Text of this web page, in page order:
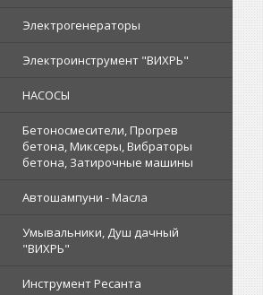
Электрогенераторы
Электроинструмент "ВИХРЬ"
НАСОСЫ
Бетоносмесители, Прогрев
бетона, Миксеры, Вибраторы
бетона, Затирочные машины
Автошампуни - Масла
Умывальники, Душ дачный
"ВИХРЬ"
Инструмент Ресанта